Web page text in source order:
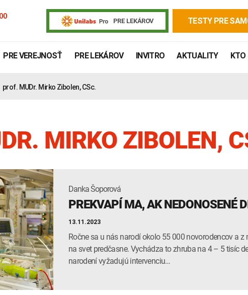
PRE LEKÁROV TESTY PRE
Genetika Covid-19 Žiadanky a tlačivá
INTOLERANCIA POTRAVÍN Lymská borelióza Human papillomavirus
PRE VEREJNOSŤ PRE LEKÁROV INVITRO AKTUALITY
prof. MUDr. Mirko Zibolen, CSc.
MIRKO ZIBOLEN,
Danka Šoporová
PREKVAPÍ MA, AK NEDONOSENÉ
13.11.2023
Ročne sa u nás narodí okolo 55 000 novorodencov a z
na svet predčasne. Vychádza to zhruba na 4 – 5 tisíc
narodení vyžadujú intervenciu…